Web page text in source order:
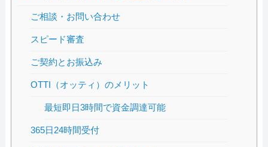
ご相談・お問い合わせ
スピード審査
ご契約とお振込み
OTTI（オッティ）のメリット
最短即日3時間で資金調達可能
365日24時間受付